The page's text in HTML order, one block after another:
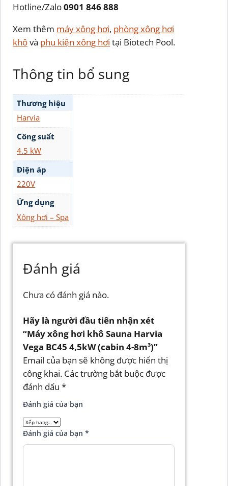
Hotline/Zalo0901 846 888
Xem thêm máy xông hơi, phòng xông hơi
khôvà phụ kiện xông hơi tại Biotech Pool.
Thông tin bổ sung
Thương hiệu
Harvia
Công suất
4.5 kW
Điện áp
220V
Ứng dụng
Xông hơi – Spa
Đánh giá
Chưa có đánh giá nào.
Hãy là người đầu tiên nhận xét
“Máy xông hơi khô Sauna Harvia
Vega BC45 4,5kW (cabin 4-8m³)”
Email của bạn sẽ không được hiển thị
công khai. Các trường bắt buộc được
đánh dấu *
Đánh giá của bạn
Đánh giá của bạn *